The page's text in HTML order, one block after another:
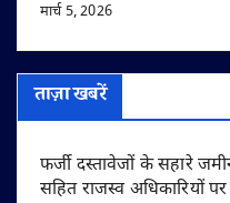
मार्च 5, 2026
ताज़ा खबरें
फर्जी दस्तावेजों के सहारे
सहित राजस्व अधिकारियों